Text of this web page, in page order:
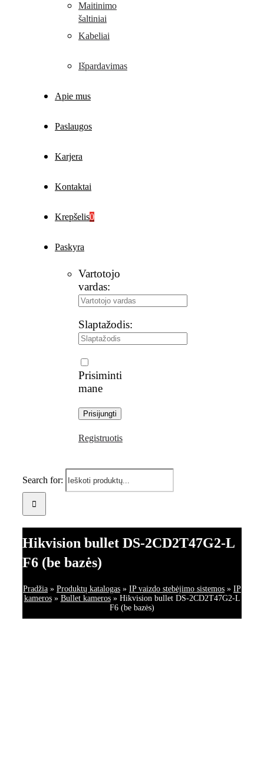
Maitinimo
šaltiniai
Kabeliai
Išpardavimas
Apie mus
Paslaugos
Karjera
Kontaktai
Krepšelis0
Paskyra
Vartotojo
vardas:
Slaptažodis:
Prisiminti
mane
Registruotis
Search for:
Hikvision bullet DS-2CD2T47G2-L
F6 (be bazės)
Pradžia » Produktų katalogas » IP vaizdo stebėjimo sistemos » IP
kameros» Bullet kameros» Hikvision bullet DS-2CD2T47G2-L
F6 (be bazės)